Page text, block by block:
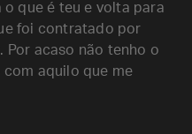
o que é teu e volta para
foi contratado por
Por acaso não tenho o
aquilo que me